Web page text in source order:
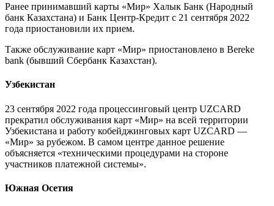
Ранее принимавший карты «Мир» Халык Банк (Народный
банк Казахстана) и Банк Центр-Кредит с 21 сентября 2022
года приостановили их прием.
Также обслуживание карт «Мир» приостановлено в Bereke
bank (бывший Сбербанк Казахстан).
Узбекистан
23 сентября 2022 года процессинговый центр UZCARD
прекратил обслуживания карт «Мир» на всей территории
Узбекистана и работу кобейджинговых карт UZCARD —
«Мир» за рубежом. В самом центре данное решение
объясняется «техническими процедурами на стороне
участников платежной системы».
Южная Осетия